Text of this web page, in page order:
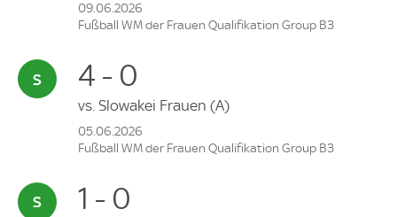
09.06.2026
Fußball WM der Frauen Qualifikation Group B3
4 - 0
vs. Slowakei Frauen (A)
05.06.2026
Fußball WM der Frauen Qualifikation Group B3
1 - 0